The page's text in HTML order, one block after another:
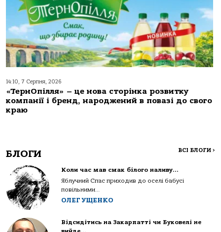
14:10, 7 Серпня, 2026
«ТернОпілля» – це нова сторінка розвитку
компанії і бренд, народжений в повазі до свого
краю
БЛОГИ ВСІ БЛОГИ >
Коли час мав смак білого наливу…
Яблучний Спас приходив до оселі бабусі
повільними...
ОЛЕГ УЩЕНКО
Відсидітись на Закарпатті чи Буковелі не